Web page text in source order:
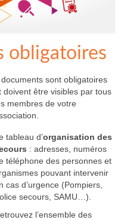
obligatoires
sont obligatoires
doivent être visibles par tous
membres de votre
tableau d’organisation des
: adresses, numéros
téléphone des personnes et
pouvant intervenir
cas d’urgence (Pompiers,
secours, SAMU…).
l’ensemble des